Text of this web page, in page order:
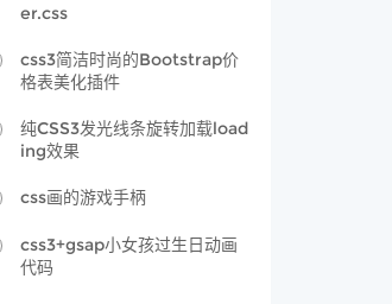
er.css
css3简洁时尚的Bootstrap价
格表美化插件
纯CSS3发光线条旋转加载load
ing效果
css画的游戏手柄
css3+gsap小女孩过生日动画
代码